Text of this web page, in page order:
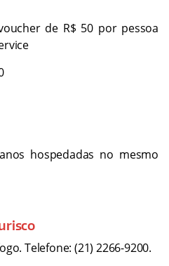
de R$ 50 por pessoa
hospedadas no mesmo
Telefone: (21) 2266-9200.